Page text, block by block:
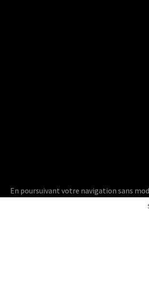
En poursuivant votre navigation sans